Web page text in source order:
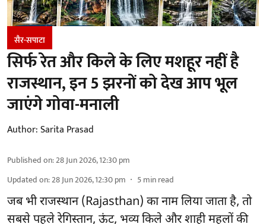
सैर-सपाटा
सिर्फ रेत और किले के लिए मशहूर नहीं है
राजस्थान, इन 5 झरनों को देख आप भूल
जाएंगे गोवा-मनाली
Author:Sarita Prasad
Published on:28 Jun 2026, 12:30 pm
Updated on:28 Jun 2026, 12:30 pm 5min read
जब भी राजस्थान (Rajasthan) का नाम लिया जाता है, तो
सबसे पहले रेगिस्तान, ऊंट, भव्य किले और शाही महलों की